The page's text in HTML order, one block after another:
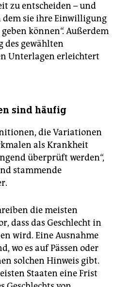
zu entscheiden – und
sie ihre Einwilligung
können“. Außerdem
des gewählten
Unterlagen erleichtert
sind häufig
die Variationen
als Krankheit
überprüft werden“,
stammende
die meisten
dass das Geschlecht in
wird. Eine Ausnahme
wo es auf Pässen oder
solchen Hinweis gibt.
Staaten eine Frist